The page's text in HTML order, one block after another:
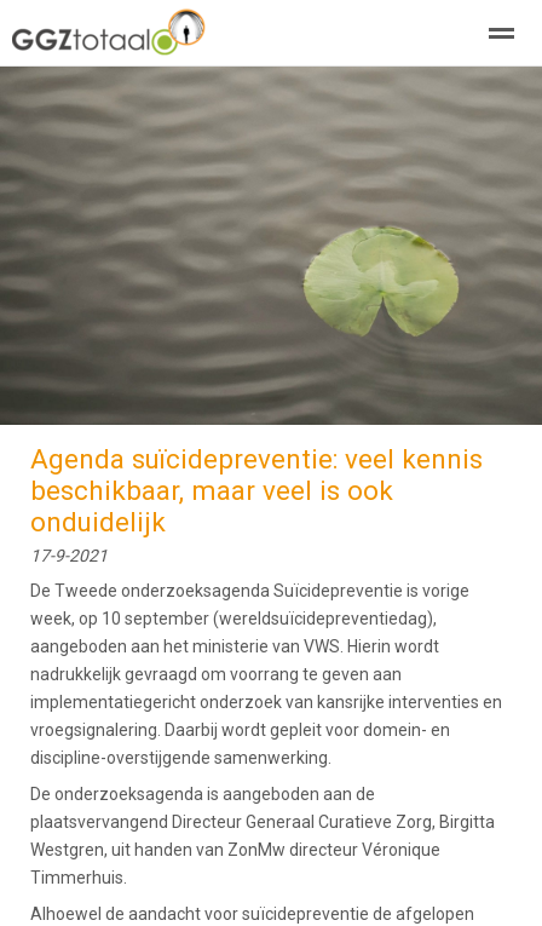
over GGZTotaal abonneren agenda adverteren E-
Nieuws Zoeken
Agenda suïcidepreventie: veel kennis
beschikbaar, maar veel is ook
onduidelijk
17-9-2021
De Tweede onderzoeksagenda Suïcidepreventie is vorige
week, op 10 september (wereldsuïcidepreventiedag),
aangeboden aan het ministerie van VWS. Hierin wordt
nadrukkelijk gevraagd om voorrang te geven aan
implementatiegericht onderzoek van kansrijke interventies en
vroegsignalering. Daarbij wordt gepleit voor domein- en
discipline-overstijgende samenwerking.
De onderzoeksagenda is aangeboden aan de
plaatsvervangend Directeur Generaal Curatieve Zorg, Birgitta
Westgren, uit handen van ZonMw directeur Véronique
Timmerhuis.
Alhoewel de aandacht voor suïcidepreventie de afgelopen